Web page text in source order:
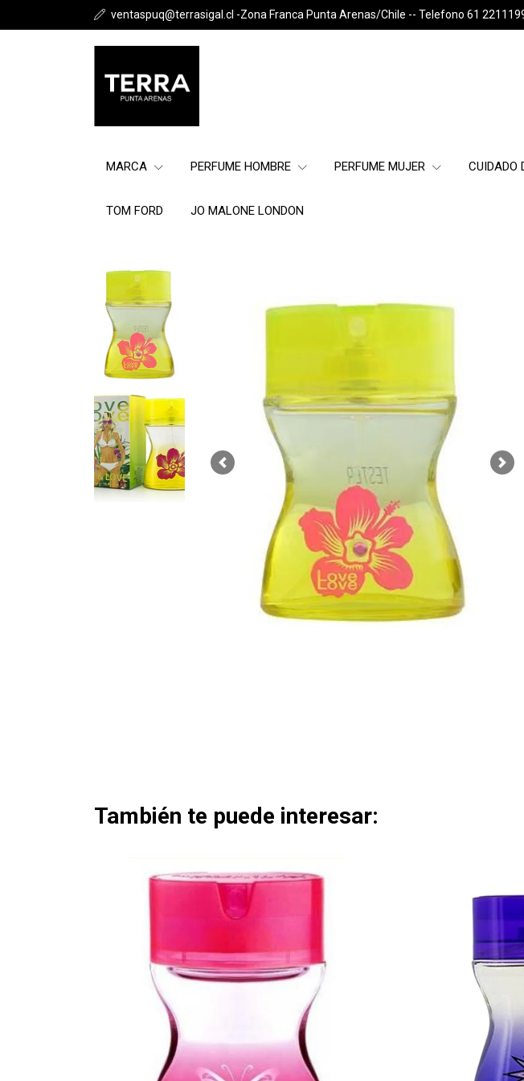
ventaspuq@terrasigal.cl -Zona Franca Punta Arenas/Chile -- Telefono 61
MARCA PERFUME HOMBRE PERFUME MUJER CUIDADO
TOM FORD JO MALONE LONDON
Previous Next
También te puede interesar: